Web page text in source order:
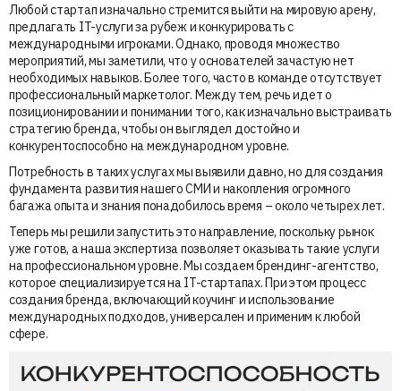
Любой стартап изначально стремится выйти на мировую арену,
предлагать IT-услуги за рубеж и конкурировать с
международными игроками. Однако, проводя множество
мероприятий, мы заметили, что у основателей зачастую нет
необходимых навыков. Более того, часто в команде отсутствует
профессиональный маркетолог. Между тем, речь идет о
позиционировании и понимании того, как изначально выстраивать
стратегию бренда, чтобы он выглядел достойно и
конкурентоспособно на международном уровне.
Потребность в таких услугах мы выявили давно, но для создания
фундамента развития нашего СМИ и накопления огромного
багажа опыта и знания понадобилось время – около четырех лет.
Теперь мы решили запустить это направление, поскольку рынок
уже готов, а наша экспертиза позволяет оказывать такие услуги
на профессиональном уровне. Мы создаем брендинг-агентство,
которое специализируется на IT-стартапах. При этом процесс
создания бренда, включающий коучинг и использование
международных подходов, универсален и применим к любой
сфере.